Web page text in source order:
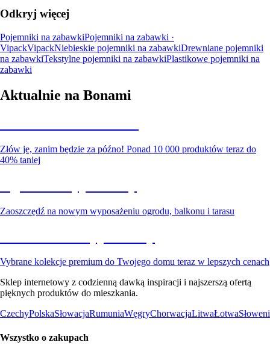
Odkryj więcej
Pojemniki na zabawkiPojemniki na zabawki ·
VipackVipackNiebieskie pojemniki na zabawkiDrewniane pojemniki
na zabawkiTekstylne pojemniki na zabawkiPlastikowe pojemniki na
zabawki
Aktualnie na Bonami
Złów je, zanim będzie za późno! Ponad 10 000 produktów teraz do
40% taniej
Zaoszczędź na nowym wyposażeniu ogrodu, balkonu i tarasu
Vybrane kolekcje premium do Twojego domu teraz w lepszych cenach
Sklep internetowy z codzienną dawką inspiracji i najszerszą ofertą
pięknych produktów do mieszkania.
CzechyPolskaSłowacjaRumuniaWęgryChorwacjaLitwaŁotwa
Wszystko o zakupach